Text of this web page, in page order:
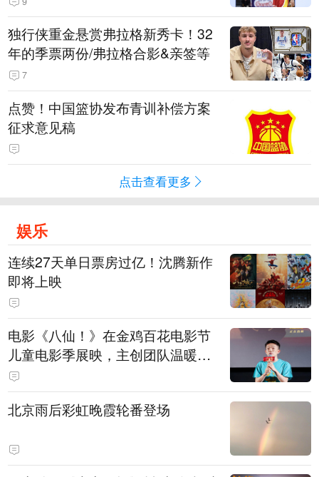
独行侠重金悬赏弗拉格新秀卡！32
年的季票两份/弗拉格合影&亲签等
7
点赞！中国篮协发布青训补偿方案
征求意见稿
点击查看更多
娱乐
连续27天单日票房过亿！沈腾新作
即将上映
电影《八仙！》在金鸡百花电影节
儿童电影季展映，主创团队温暖寄
语小观众
北京雨后彩虹晚霞轮番登场